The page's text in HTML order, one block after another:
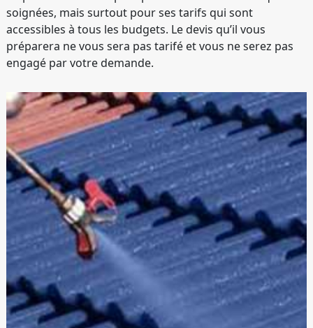
soignées, mais surtout pour ses tarifs qui sont
accessibles à tous les budgets. Le devis qu’il vous
préparera ne vous sera pas tarifé et vous ne serez pas
engagé par votre demande.